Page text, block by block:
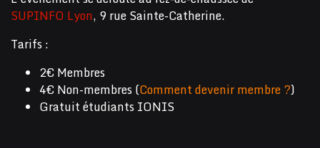
SUPINFO Lyon, 9 rue Sainte-Catherine.
Tarifs :
2€ Membres
4€ Non-membres (Comment devenir membre ?)
Gratuit étudiants IONIS